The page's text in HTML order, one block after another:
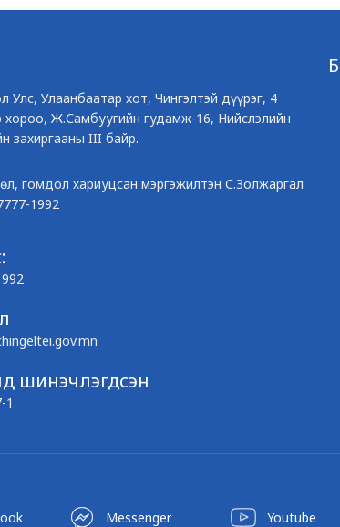
Улс, Улаанбаатар хот, Чингэлтэй дүүрэг, 4
хороо, Ж.Самбуугийн гудамж-16, Нийслэлийн
захиргааны III байр.
гомдол хариуцсан мэргэжилтэн С.Золжаргал
1992
шинэчлэгдсэн
1
Messenger Youtube